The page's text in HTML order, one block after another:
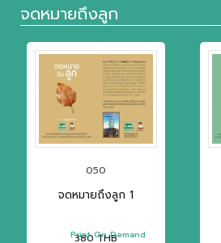
จดหมายถึงลูก
050
จดหมายถึงลูก 1
380 THB
Print On Demand